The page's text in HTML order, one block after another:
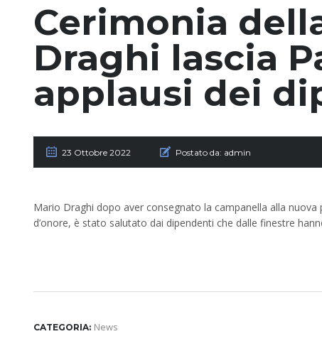
Cerimonia
Draghi lascia
applausi dei
23 Ottobre 2022 Postato da: admin
Mario Draghi dopo aver consegnato la campanella alla
d’onore, è stato salutato dai dipendenti che dalle finestre
CATEGORIA: News